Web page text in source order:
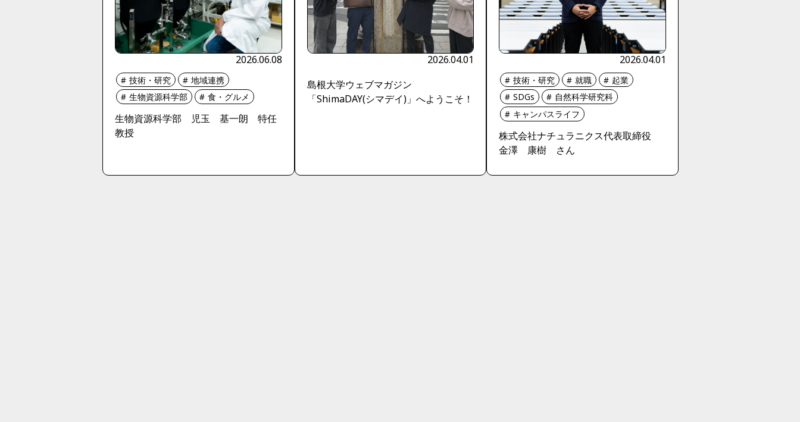
2026.06.08
技術・研究
地域連携
生物資源科学部
食・グルメ
生物資源科学部 児玉 基一朗 特任
教授
2026.04.01
島根大学ウェブマガジン
「ShimaDAY(シマデイ)」へようこそ！
2026.04.01
技術・研究 就職
起業
SDGs
自然科学研究科
キャンパスライフ
株式会社ナチュラニクス代表取締役
金澤 康樹 さん